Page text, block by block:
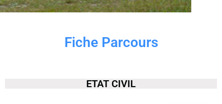
Fiche Parcours
ETAT CIVIL